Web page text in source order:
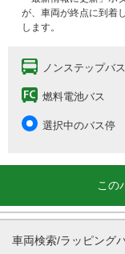
が、車両が終点に到着
します。
ノンステップバス
燃料電池バス
選択中のバス停
この
車両検索/ラッピング